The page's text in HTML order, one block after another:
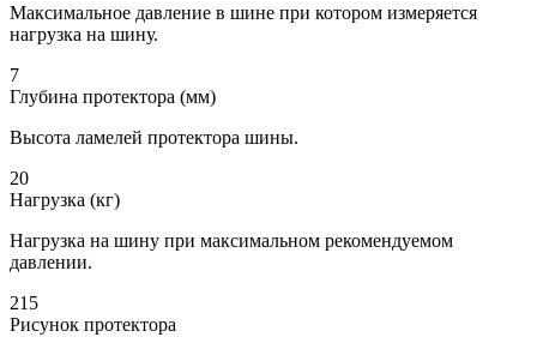
Максимальное давление в шине при котором измеряется
нагрузка на шину.
7
Глубина протектора (мм)
Высота ламелей протектора шины.
20
Нагрузка (кг)
Нагрузка на шину при максимальном рекомендуемом
давлении.
215
Рисунок протектора